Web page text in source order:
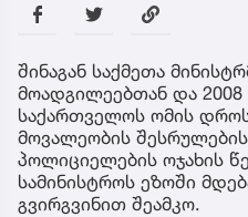
შინაგან საქმეთა
მოადგილეებთან და
საქართველოს ომის დროს
მოვალეობის
პოლიციელების ოჯახის
სამინისტროს ეზოში
გვირგვინით შეამკო.